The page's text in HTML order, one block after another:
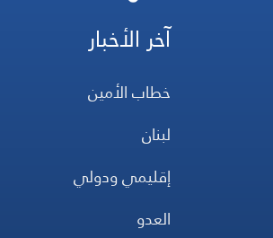
آخر الأخبار
خطاب الأمين
لبنان
إقليمي ودولي
العدو